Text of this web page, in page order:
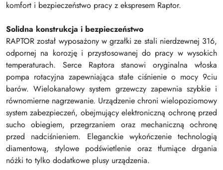
komfort i bezpieczeństwo pracy z ekspresem Raptor.
Solidna konstrukcja i bezpieczeństwo
RAPTOR został wyposażony w grzałki ze stali nierdzewnej 316,
odpornej na korozję i przystosowanej do pracy w wysokich
temperaturach. Serce Raptora stanowi oryginalna włoska
pompa rotacyjna zapewniająca stałe ciśnienie o mocy 9ciu
barów. Wielokanałowy system grzewczy zapewnia szybkie i
równomierne nagrzewanie. Urządzenie chroni wielopoziomowy
system zabezpieczeń, obejmujący elektroniczną ochronę przed
sucho obiegiem, przegrzaniem oraz mechaniczną ochronę
przed nadciśnieniem. Eleganckie wykończenie technologią
diamentową, stylowe podświetlenie oraz tłumiące drgania
nóżki to tylko dodatkowe plusy urządzenia.